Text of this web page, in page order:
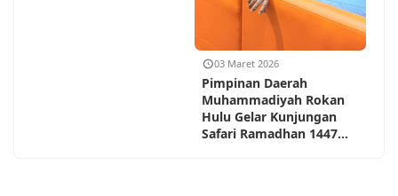
03 Maret 2026
Pimpinan Daerah
Muhammadiyah Rokan
Hulu Gelar Kunjungan
Safari Ramadhan 1447...